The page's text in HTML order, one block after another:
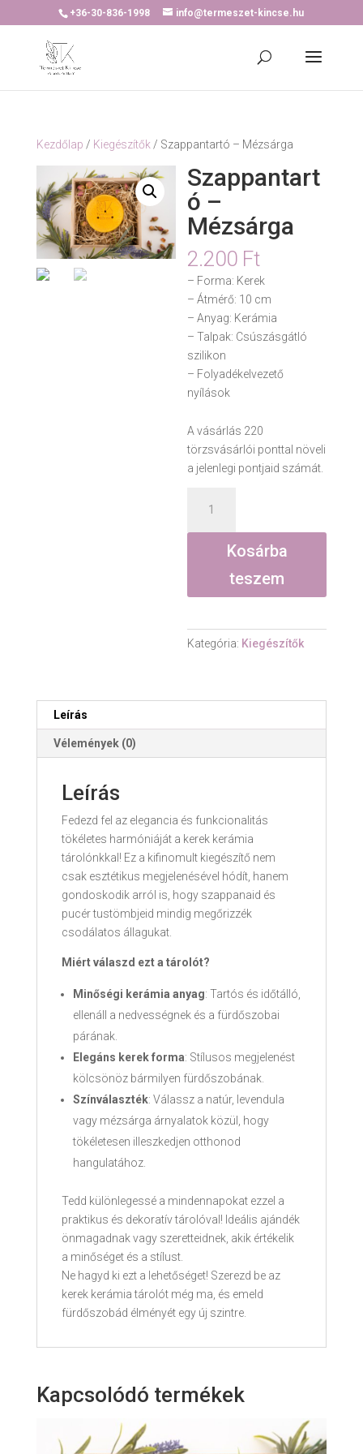
+36-30-836-1998 info@termeszet-kincse.hu
Kezdőlap / Kiegészítők / Szappantartó – Mézsárga
Szappantart
ó –
Mézsárga
2.200 Ft
– Forma: Kerek
– Átmérő: 10 cm
– Anyag: Kerámia
– Talpak: Csúszásgátló
szilikon
– Folyadékelvezető
nyílások
A vásárlás 220
törzsvásárlói ponttal növeli
a jelenlegi pontjaid számát.
Mézsárga
mennyiségKosárba
teszem
Kategória: Kiegészítők
Leírás
Vélemények (0)
Leírás
Fedezd fel az elegancia és funkcionalitás
tökéletes harmóniáját a kerek kerámia
tárolónkkal! Ez a kifinomult kiegészítő nem
csak esztétikus megjelenésével hódít, hanem
gondoskodik arról is, hogy szappanaid és
pucér tustömbjeid mindig megőrizzék
csodálatos állagukat.
Miért válaszd ezt a tárolót?
Minőségi kerámia anyag: Tartós és időtálló,
ellenáll a nedvességnek és a fürdőszobai
párának.
Elegáns kerek forma: Stílusos megjelenést
kölcsönöz bármilyen fürdőszobának.
Színválaszték: Válassz a natúr, levendula
vagy mézsárga árnyalatok közül, hogy
tökéletesen illeszkedjen otthonod
hangulatához.
Tedd különlegessé a mindennapokat ezzel a
praktikus és dekoratív tárolóval! Ideális ajándék
önmagadnak vagy szeretteidnek, akik értékelik
a minőséget és a stílust.
Ne hagyd ki ezt a lehetőséget! Szerezd be az
kerek kerámia tárolót még ma, és emeld
fürdőszobád élményét egy új szintre.
Kapcsolódó termékek